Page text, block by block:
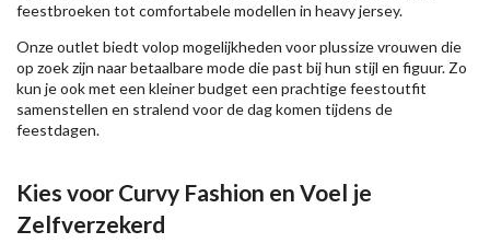
feestbroeken tot comfortabele modellen in heavy jersey.
Onze outlet biedt volop mogelijkheden voor plussize vrouwen die
op zoek zijn naar betaalbare mode die past bij hun stijl en figuur. Zo
kun je ook met een kleiner budget een prachtige feestoutfit
samenstellen en stralend voor de dag komen tijdens de
feestdagen.
Kies voor Curvy Fashion en Voel je
Zelfverzekerd